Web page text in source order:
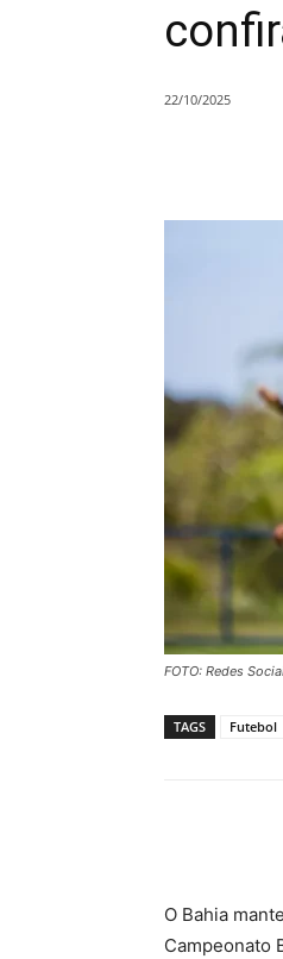
22/10/2025
FOTO: Redes
TAGS Futebol
O Bahia
Campeonato